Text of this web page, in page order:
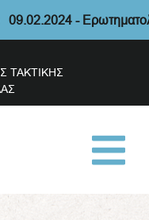
- Ερωτηματολόγιο
ΤΑΚΤΙΚΗΣ